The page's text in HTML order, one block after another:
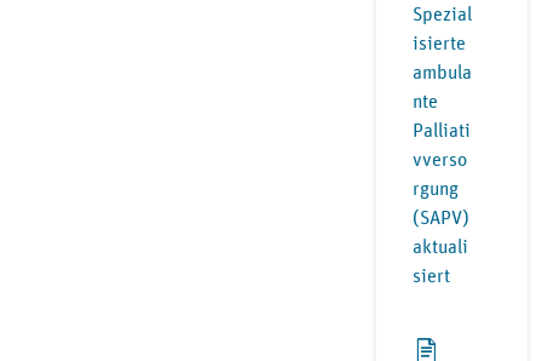
Spezial
isierte
ambula
nte
Palliati
vverso
rgung
(SAPV)
aktuali
siert